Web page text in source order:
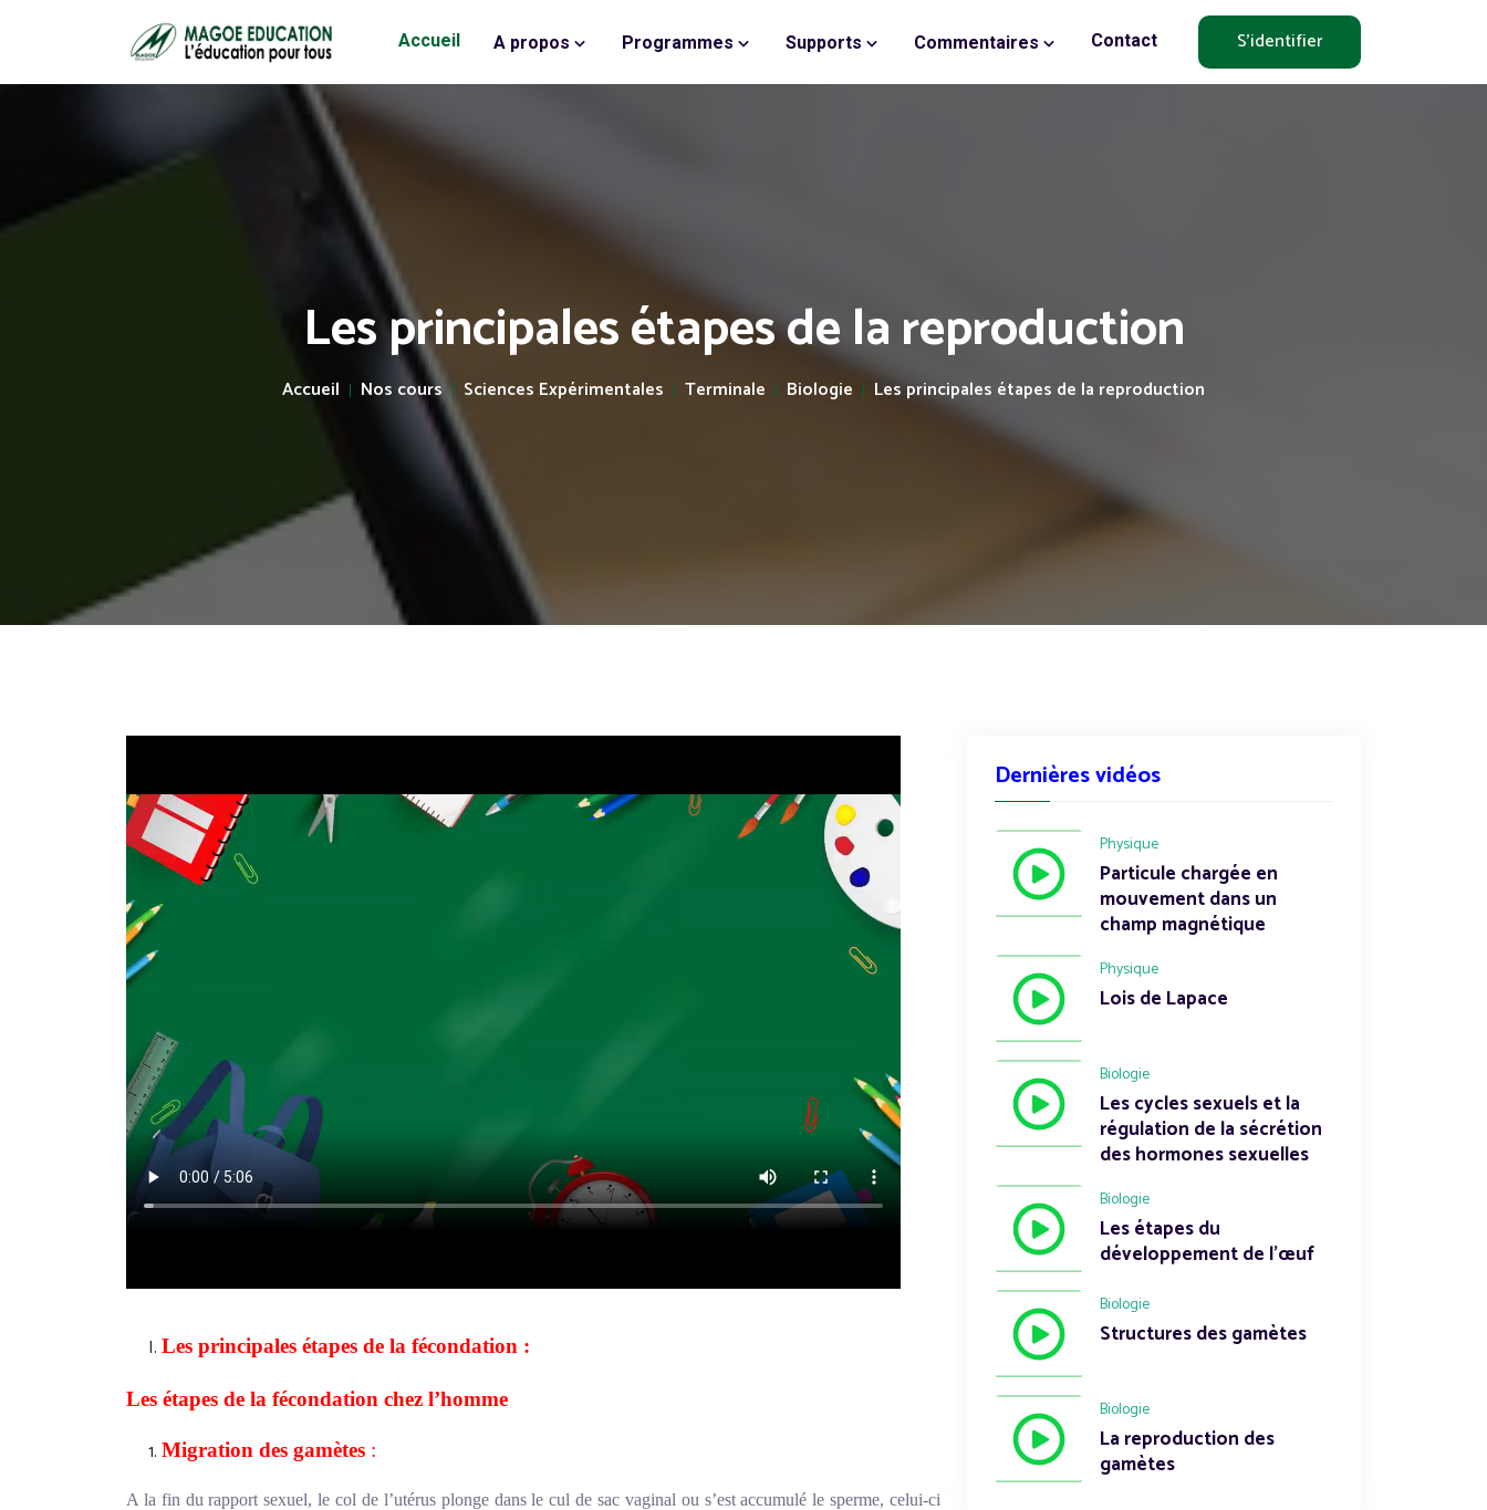
Accueil A propos Programmes Supports Commentaires Contact S'identifier
Les principales étapes de la reproduction
Accueil Nos cours Sciences Expérimentales Terminale Biologie Les principales étapes de la reproduction
Les principales étapes de la fécondation :
Les étapes de la fécondation chez l’homme
Migration des gamètes :
A la fin du rapport sexuel, le col de l’utérus plonge dans le cul de sac vaginal ou s’est accumulé le sperme, celui-ci
Dernières vidéos
Physique
Particule chargée en
mouvement dans un
champ magnétique
Physique
Lois de Lapace
Biologie
Les cycles sexuels et la
régulation de la sécrétion
des hormones sexuelles
Biologie
Les étapes du
développement de l'œuf
Biologie
Structures des gamètes
Biologie
La reproduction des
gamètes